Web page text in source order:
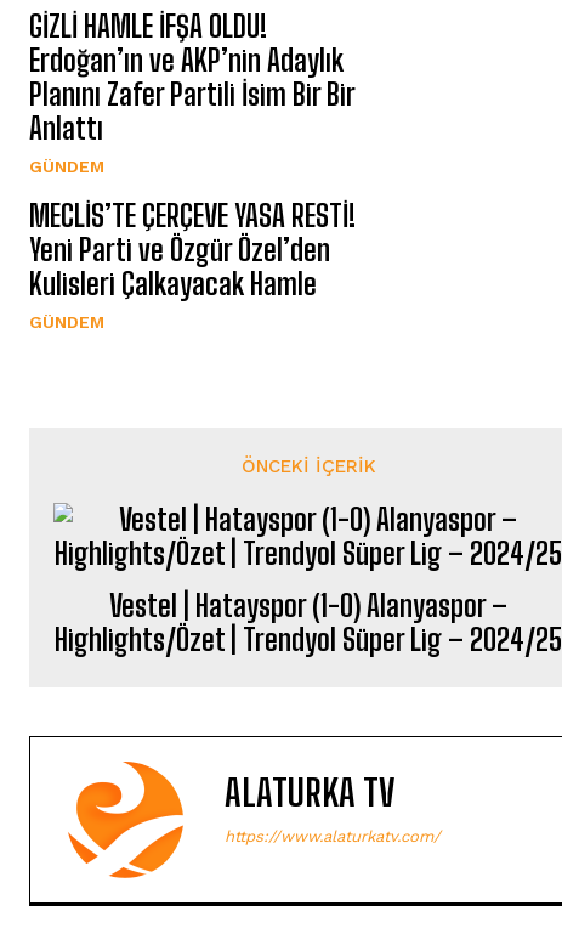
GİZLİ HAMLE İFŞA OLDU!
Erdoğan’ın ve AKP’nin Adaylık
Planını Zafer Partili İsim Bir Bir
Anlattı
GÜNDEM
MECLİS’TE ÇERÇEVE YASA RESTİ!
Yeni Parti ve Özgür Özel’den
Kulisleri Çalkayacak Hamle
GÜNDEM
ÖNCEKI İÇERIK
Vestel | Hatayspor (1-0) Alanyaspor –
Highlights/Özet | Trendyol Süper Lig – 2024/25
ALATURKA TV
https://www.alaturkatv.com/